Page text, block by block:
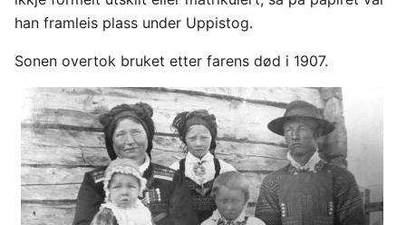
han framleis plass under Uppistog.
Sonen overtok bruket etter farens død i 1907.